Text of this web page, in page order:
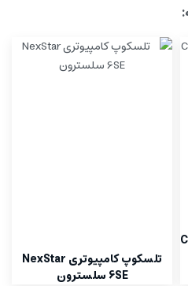
تلسکوپ کامپیوتری NexStar
6SE سلسترون